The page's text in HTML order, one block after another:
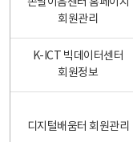
회원관리
K-ICT 빅데이터센터
회원정보
디지털배움터 회원관리